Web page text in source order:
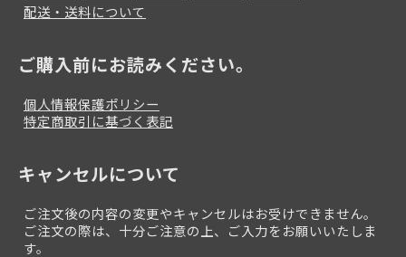
配送・送料について
ご購入前にお読みください。
個人情報保護ポリシー
特定商取引に基づく表記
キャンセルについて
ご注文後の内容の変更やキャンセルはお受けできません。
ご注文の際は、十分ご注意の上、ご入力をお願いいたしま
す。